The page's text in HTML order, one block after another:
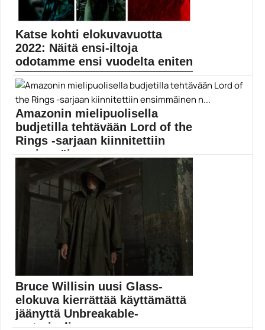
Katse kohti elokuvavuotta
2022: Näitä ensi-iltoja
odotamme ensi vuodelta eniten
Muropaketti kurkisti vuonna 2022 julkaistavien
Elokuva-artikkelit
Amazonin mielipuolisella
budjetilla tehtävään Lord of the
Rings -sarjaan kiinnitettiin
ensimmäinen n...
Lord of the Rings -sarja nähdään vasta vuonna...
Amazon Prime
Bruce Willisin uusi Glass-
elokuva kierrättää käyttämättä
jäänyttä Unbreakable-
materiaalia